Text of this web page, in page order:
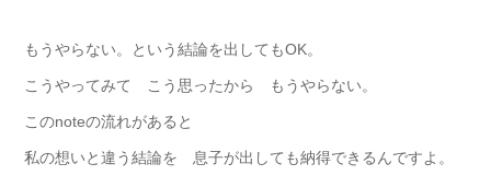
もうやらない。という結論を出してもOK。
こうやってみて こう思ったから もうやらない。
このnoteの流れがあると
私の想いと違う結論を 息子が出しても納得できるんですよ。